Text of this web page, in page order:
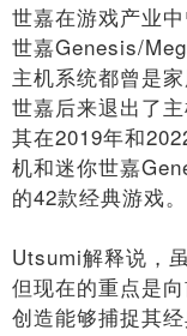
世嘉在游戏产业
世嘉Genesis/
主机系统都曾是
世嘉后来退出了
其在2019年和
机和迷你世嘉
的42款经典游戏。
Utsumi解释说，
但现在的重点是
创造能够捕捉其